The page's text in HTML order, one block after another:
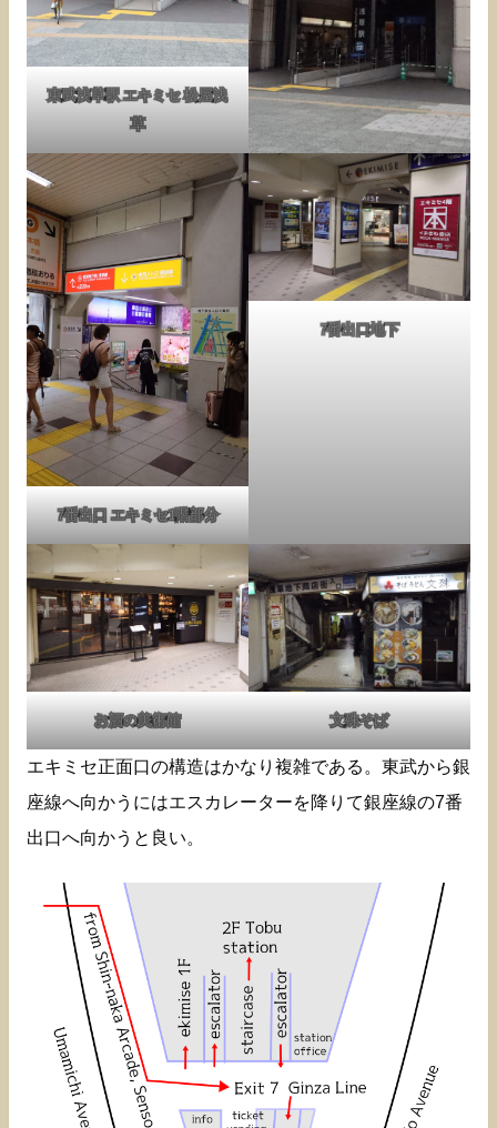
東武浅草駅 エキミセ 松屋浅
草
7番出口 エキミセ1階部分
7番出口地下
お酒の美術館 文殊そば
エキミセ正面口の構造はかなり複雑である。東武から銀
座線へ向かうにはエスカレーターを降りて銀座線の7番
出口へ向かうと良い。